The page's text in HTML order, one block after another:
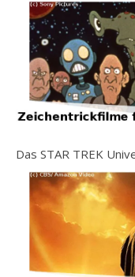
Das STAR TREK